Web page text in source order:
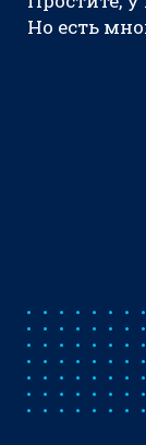
Но есть